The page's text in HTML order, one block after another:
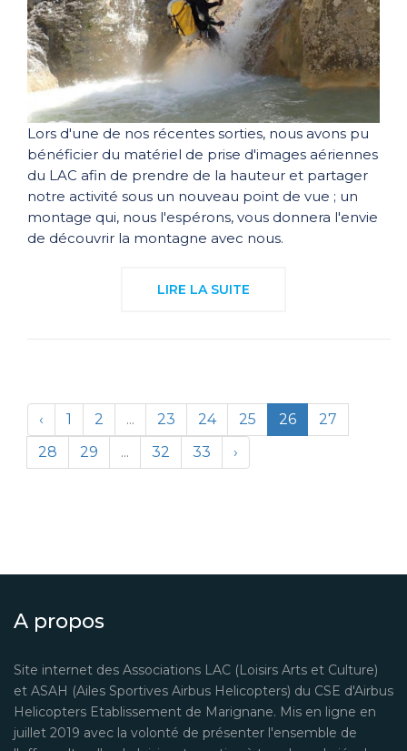
Lors d'une de nos récentes sorties, nous avons pu
bénéficier du matériel de prise d'images aériennes
du LAC afin de prendre de la hauteur et partager
notre activité sous un nouveau point de vue ; un
montage qui, nous l'espérons, vous donnera l'envie
de découvrir la montagne avec nous.
LIRE LA SUITE
‹ 1 2 ... 23 24 25 26
27
28
29 ... 32 33 ›
A propos
Site internet des Associations LAC (Loisirs Arts et Culture)
et ASAH (Ailes Sportives Airbus Helicopters) du CSE d'Airbus
Helicopters Etablissement de Marignane. Mis en ligne en
juillet 2019 avec la volonté de présenter l'ensemble de